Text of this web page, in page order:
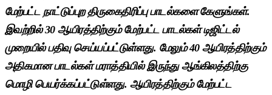
மேற்பட்ட நாட்டுப்புற திருகைதிரிப்பு பாடல்களை கேளுங்கள்.
இவற்றில் 30 ஆயிரத்திற்கும் மேற்பட்ட பாடல்கள் டிஜிட்டல்
முறையில் பதிவு செய்யப்பட்டுள்ளது. மேலும் 40 ஆயிரத்திற்கும்
அதிகமான பாடல்கள் மராத்தியில் இருந்து ஆங்கிலத்திற்கு
மொழி பெயர்க்கப்பட்டுள்ளது. ஆயிரத்திற்கும் மேற்பட்ட